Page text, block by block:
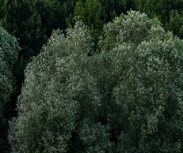
외래진료 안내
서울부민병원
부민 프레스티지
라이프케어센터 마곡